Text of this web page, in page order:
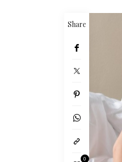
Share
0